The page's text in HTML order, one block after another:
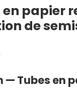
papier
de
Tubes en